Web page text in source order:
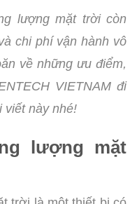
lượng mặt trời còn
chi phí vận hành vô
về những ưu điểm,
VIETNAM đi
viết này nhé!
lượng mặt